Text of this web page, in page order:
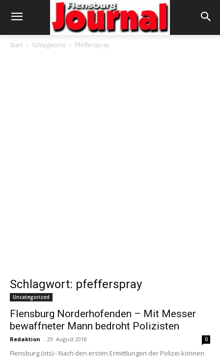
Start Schlagworte Pfefferspray
Schlagwort: pfefferspray
Uncategorized
Flensburg Norderhofenden – Mit Messer
bewaffneter Mann bedroht Polizisten
Redaktion - 29. August 2018 0
Flensburg (ots) - Nach den ersten Ermittlungen der Polizei können